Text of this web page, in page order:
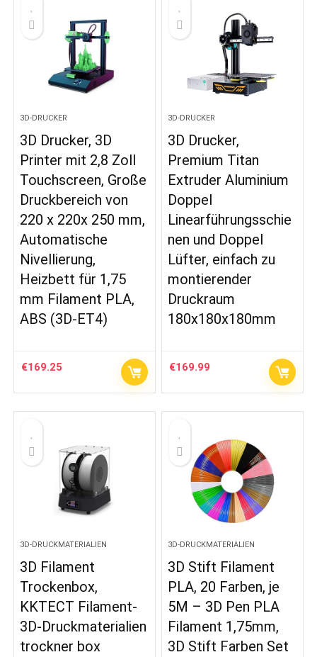
3D-DRUCKER
3D Drucker, 3D
Printer mit 2,8 Zoll
Touchscreen, Große
Druckbereich von
220 x 220x 250 mm,
Automatische
Nivellierung,
Heizbett für 1,75
mm Filament PLA,
ABS (3D-ET4)
€169.25
3D-DRUCKER
3D Drucker,
Premium Titan
Extruder Aluminium
Doppel
Linearführungsschie
nen und Doppel
Lüfter, einfach zu
montierender
Druckraum
180x180x180mm
€169.99
3D-DRUCKMATERIALIEN
3D Filament
Trockenbox,
KKTECT Filament-
3D-Druckmaterialien
trockner box
3D-DRUCKMATERIALIEN
3D Stift Filament
PLA, 20 Farben, je
5M – 3D Pen PLA
Filament 1,75mm,
3D Stift Farben Set